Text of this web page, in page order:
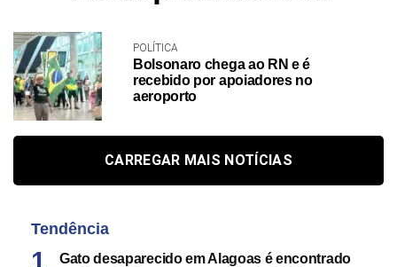
POLÍTICA
Bolsonaro chega ao RN e é
recebido por apoiadores no
aeroporto
CARREGAR MAIS NOTÍCIAS
Tendência
Gato desaparecido em Alagoas é encontrado